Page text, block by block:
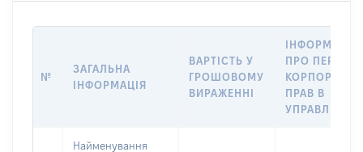
№
ЗАГАЛЬНА
ІНФОРМАЦІЯ
ВАРТІСТЬ У
ГРОШОВОМУ
ВИРАЖЕННІ
ІНФОРМАЦІЯ
ПРО
ПРАВ В
УПРАВЛІННЯ
Найменування